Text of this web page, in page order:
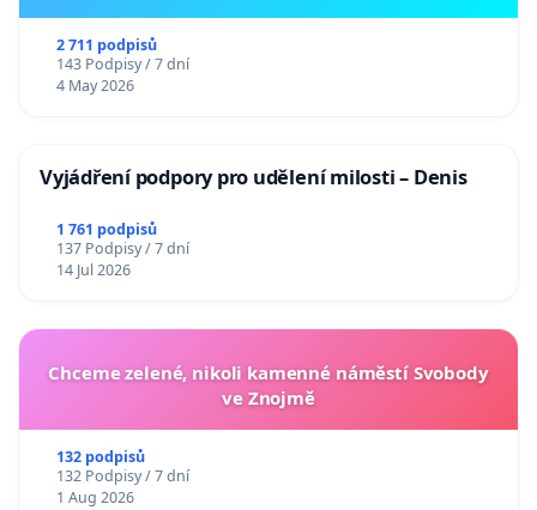
2 711 podpisů
143 Podpisy / 7 dní
4 May 2026
Vyjádření podpory pro udělení milosti – Denis
1 761 podpisů
137 Podpisy / 7 dní
14 Jul 2026
Chceme zelené, nikoli kamenné náměstí Svobody
ve Znojmě
132 podpisů
132 Podpisy / 7 dní
1 Aug 2026